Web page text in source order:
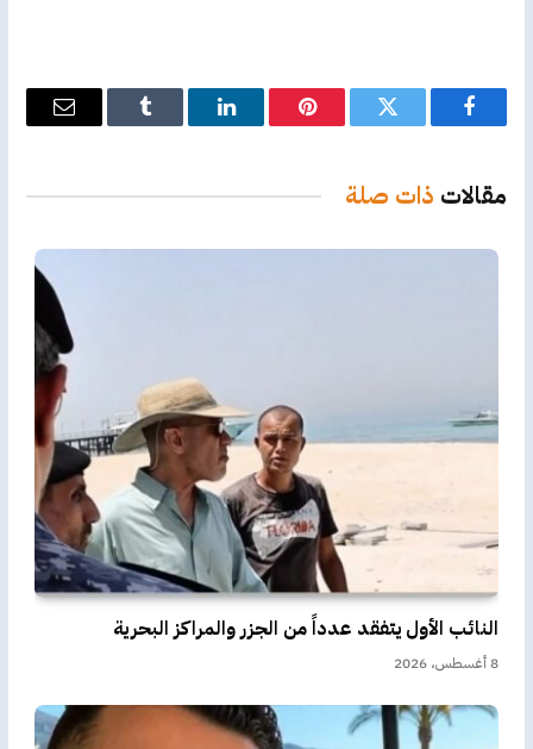
فيسبوك تويتر بينتيريستلينكدإن Tumblr
البريد
مقالات ذات صلة
النائب الأول يتفقد عدداً من الجزر والمراكز البحرية
8 أغسطس، 2026